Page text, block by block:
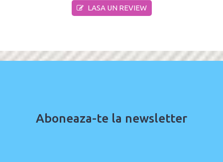
LASA UN REVIEW
Aboneaza-te la newsletter